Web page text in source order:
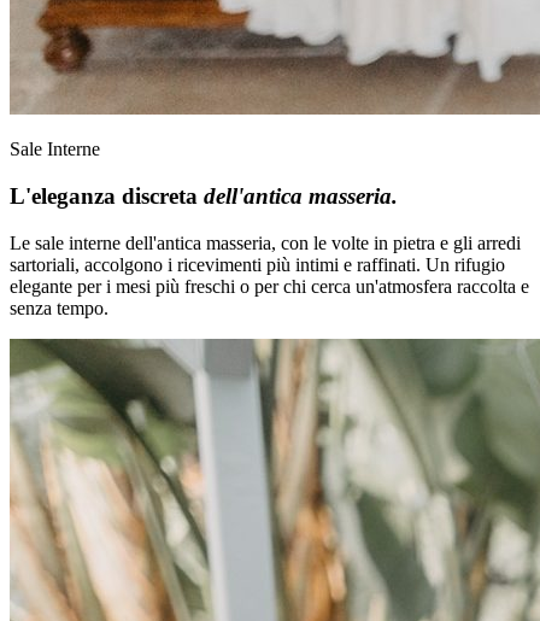
Sale Interne
L'eleganza discreta dell'antica masseria.
Le sale interne dell'antica masseria, con le volte in pietra e gli arredi
sartoriali, accolgono i ricevimenti più intimi e raffinati. Un rifugio
elegante per i mesi più freschi o per chi cerca un'atmosfera raccolta e
senza tempo.